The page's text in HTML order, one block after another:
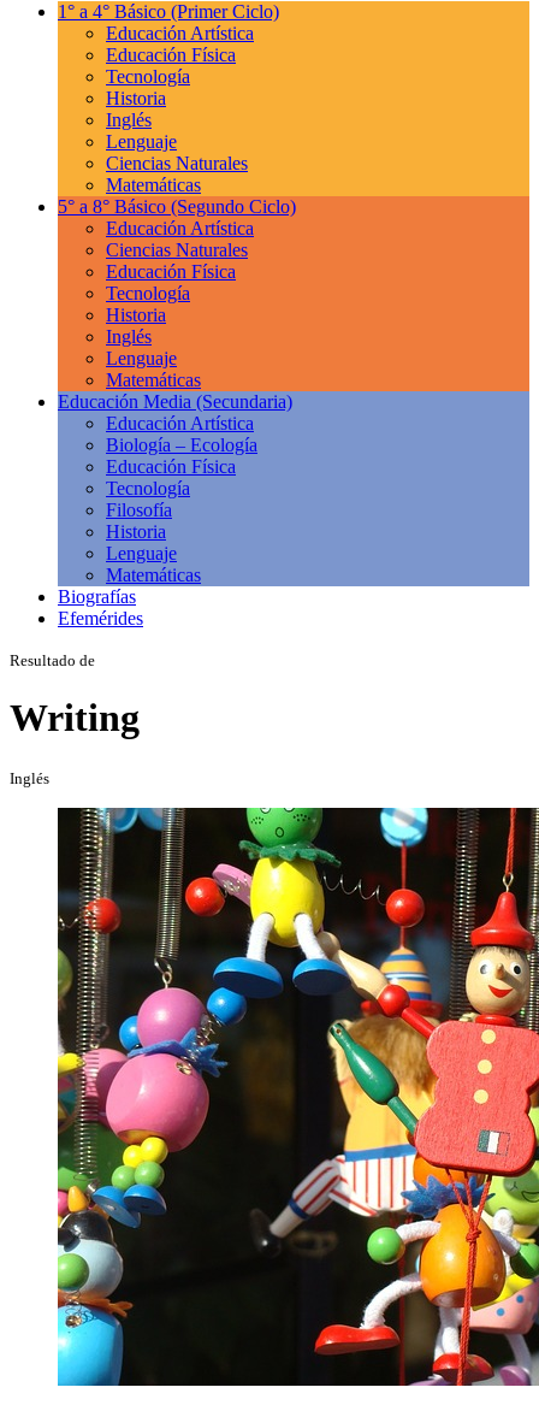
1° a 4° Básico (Primer Ciclo)
Educación Artística
Educación Física
Tecnología
Historia
Inglés
Lenguaje
Ciencias Naturales
Matemáticas
5° a 8° Básico (Segundo Ciclo)
Educación Artística
Ciencias Naturales
Educación Física
Tecnología
Historia
Inglés
Lenguaje
Matemáticas
Educación Media (Secundaria)
Educación Artística
Biología – Ecología
Educación Física
Tecnología
Filosofía
Historia
Lenguaje
Matemáticas
Biografías
Efemérides
Resultado de
Writing
Inglés